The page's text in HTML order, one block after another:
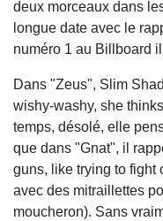
deux morceaux dans
longue date avec le
numéro 1 au Billboard
Dans "Zeus", Slim
wishy-washy, she
temps, désolé, elle
que dans "Gnat", il
guns, like trying to fight
avec des mitraillettes
moucheron). Sans